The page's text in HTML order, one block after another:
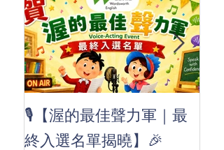
🎙️【渥的最佳聲力軍｜最
終入選名單揭曉】🎉